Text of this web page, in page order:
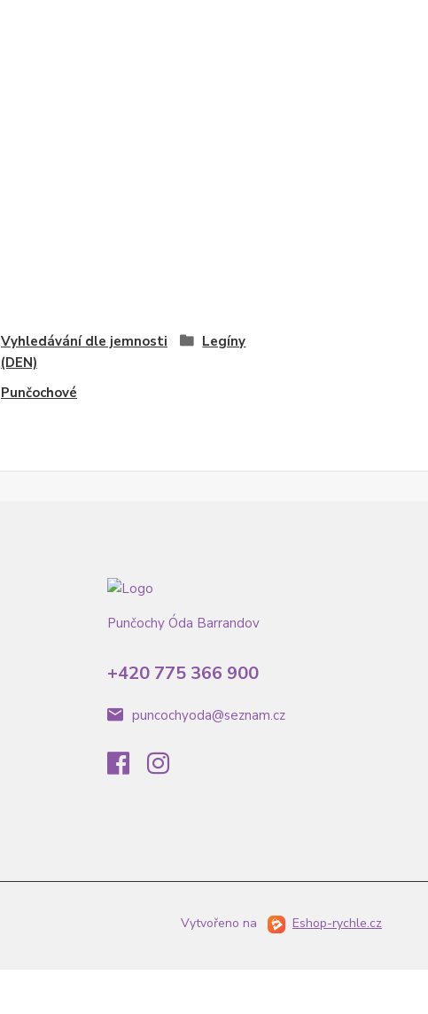
Vyhledávání dle jemnosti
(DEN)
Legíny
Punčochové
Punčochy Óda Barrandov
+420 775 366 900
puncochyoda@seznam.cz
Vytvořeno na Eshop-rychle.cz